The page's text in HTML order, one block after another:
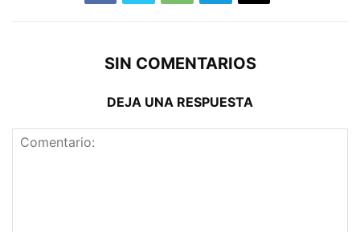
SIN COMENTARIOS
DEJA UNA RESPUESTA